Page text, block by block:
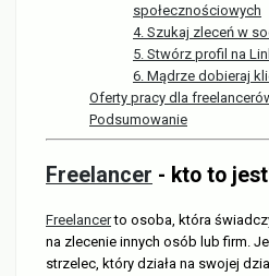
społecznościowych
4. Szukaj zleceń w
5. Stwórz profil na
6. Mądrze dobieraj
Oferty pracy dla
Podsumowanie
Freelancer - kto to
Freelancerto osoba, która
na zlecenie innych osób lub firm.
strzelec, który działa na swojej